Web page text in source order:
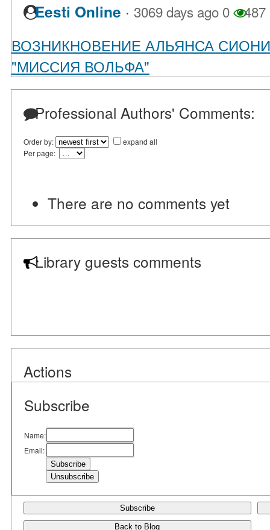
Eesti Online · 3069 days ago 0 487
ВОЗНИКНОВЕНИЕ АЛЬЯНСА
"МИССИЯ ВОЛЬФА"
Professional Authors' Comments:
Order by:
expand all
Per page:
There are no comments yet
Library guests comments
Actions
Subscribe
Name:
Email:
Subscribe
Back to Blog